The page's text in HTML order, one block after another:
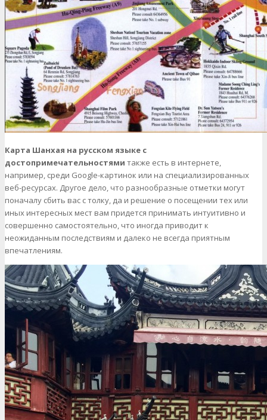
Карта Шанхая на русском языке с
достопримечательностями также есть в интернете,
например, среди Google-картинок или на специализированных
веб-ресурсах. Другое дело, что разнообразные отметки могут
поначалу сбить вас с толку, да и решение о посещении тех или
иных интересных мест вам придется принимать интуитивно и
совершенно самостоятельно, что иногда приводит к
неожиданным последствиям и далеко не всегда приятным
впечатлениям.